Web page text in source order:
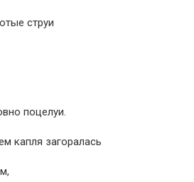
струи
поцелуи.
капля загоралась